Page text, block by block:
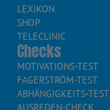
LEXIKON
SHOP
TELECLINIC
Checks
MOTIVATIONS-TEST
FAGERSTRÖM-TEST
ABHÄNGIGKEITS-TEST
AUSREDEN-CHECK